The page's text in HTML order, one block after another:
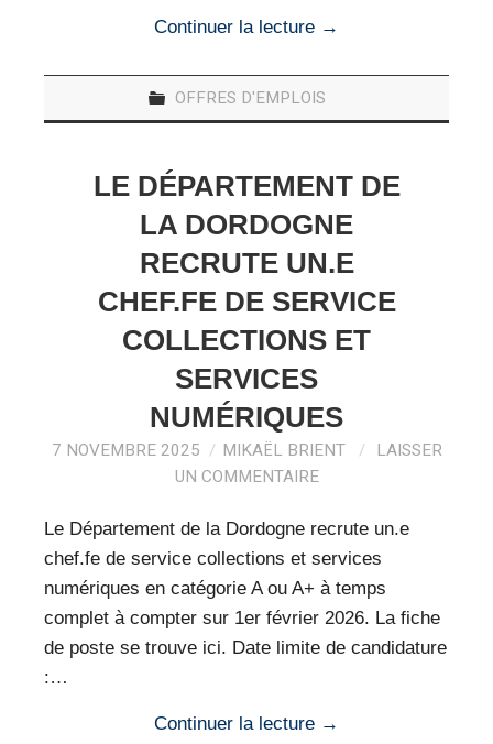
Continuer la lecture →
OFFRES D'EMPLOIS
LE DÉPARTEMENT DE
LA DORDOGNE
RECRUTE UN.E
CHEF.FE DE SERVICE
COLLECTIONS ET
SERVICES
NUMÉRIQUES
7 NOVEMBRE 2025 MIKAËL BRIENT
LAISSER
UN COMMENTAIRE
Le Département de la Dordogne recrute un.e
chef.fe de service collections et services
numériques en catégorie A ou A+ à temps
complet à compter sur 1er février 2026. La fiche
de poste se trouve ici. Date limite de candidature
:…
Continuer la lecture →